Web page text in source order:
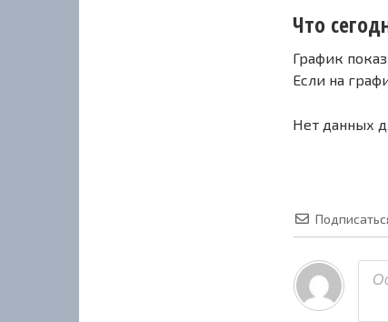
Что
График
Если на
Нет данных